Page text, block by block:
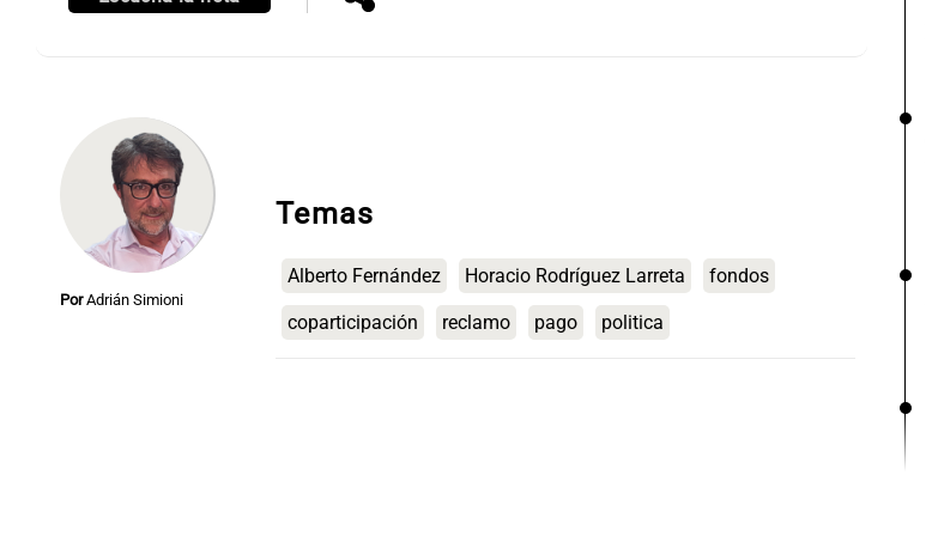
Por Adrián Simioni
Temas
Alberto Fernández Horacio Rodríguez Larreta fondos
coparticipación reclamo pago politica
Editorial Mundial 2026